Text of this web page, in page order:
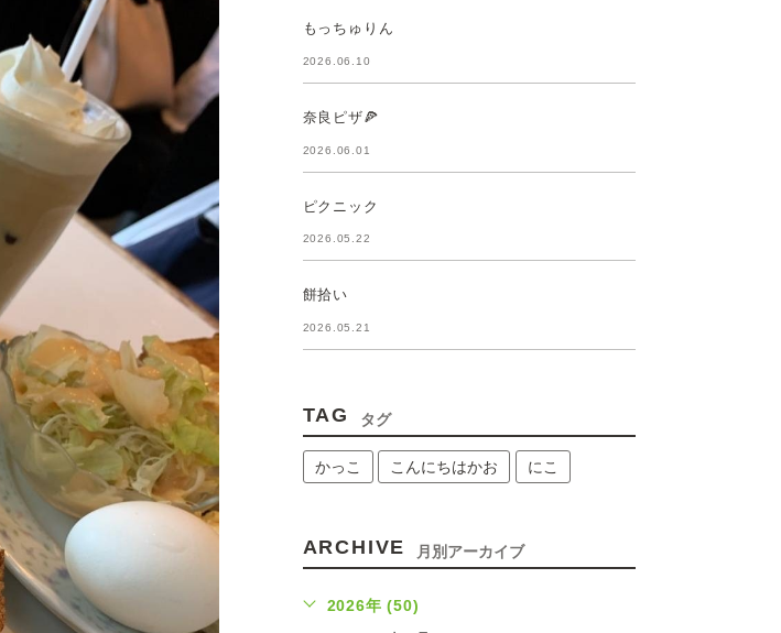
もっちゅりん
2026.06.10
奈良ピザ🍕
2026.06.01
ピクニック
2026.05.22
餅拾い
2026.05.21
TAG タグ
かっこ こんにちはかお にこ
ARCHIVE 月別アーカイブ
2026年 (50)